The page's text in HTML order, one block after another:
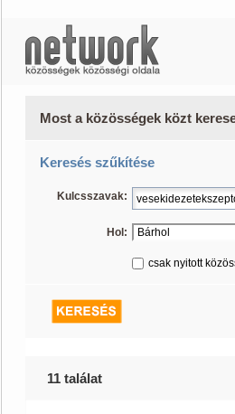
Most a közösségek közt
Keresés szűkítése
Kulcsszavak:
Hol:
csak nyitott
11 találat